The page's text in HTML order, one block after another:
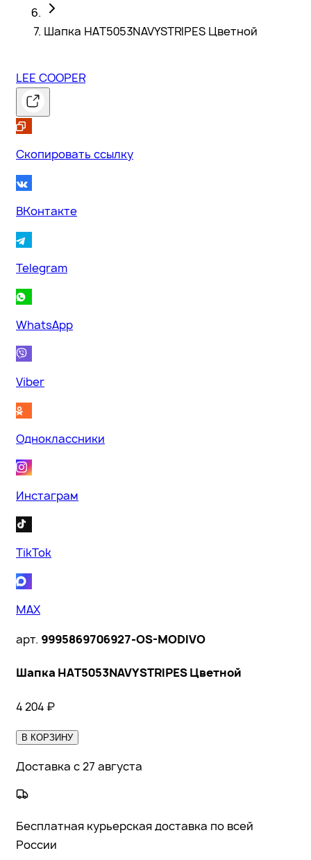
Шапка HAT5053NAVYSTRIPES Цветной
LEE COOPER
Скопировать ссылку
ВКонтакте
Telegram
WhatsApp
Viber
Одноклассники
Инстаграм
TikTok
MAX
арт. 9995869706927-OS-MODIVO
Шапка HAT5053NAVYSTRIPES Цветной
4 204 ₽
В КОРЗИНУ
Доставка с 27 августа
Бесплатная курьерская доставка по всей
России